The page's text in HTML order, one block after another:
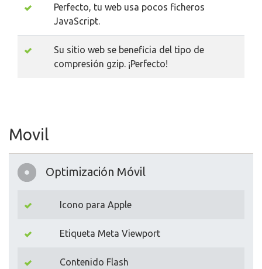
Perfecto, tu web usa pocos ficheros
JavaScript.
Su sitio web se beneficia del tipo de
compresión gzip. ¡Perfecto!
Movil
Optimización Móvil
Icono para Apple
Etiqueta Meta Viewport
Contenido Flash